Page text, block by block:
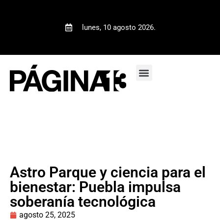
lunes, 10 agosto 2026.
Astro Parque y ciencia para el
bienestar: Puebla impulsa
soberanía tecnológica
agosto 25, 2025